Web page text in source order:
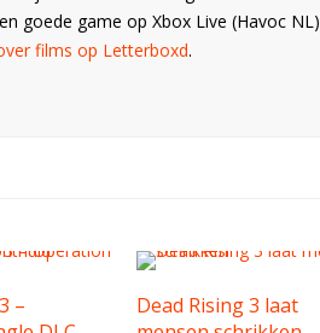
goede game op Xbox Live (Havoc NL)
films op Letterboxd.
–
Dead Rising 3 laat